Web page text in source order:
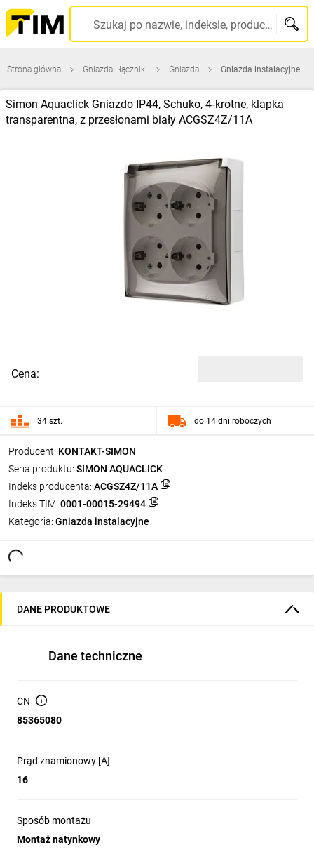
Szukaj po nazwie, indeksie, producencie, kodzie kreskowym...
Strona główna Gniazda i łączniki Gniazda Gniazda instalacyjne
Simon Aquaclick Gniazdo IP44, Schuko, 4‑krotne, klapka
transparentna, z przesłonami biały ACGSZ4Z/11A
Producent: KONTAKT-SIMON
Seria produktu: SIMON AQUACLICK
Indeks producenta: ACGSZ4Z/11A
Indeks TIM: 0001-00015-29494
Kategoria: Gniazda instalacyjne
Cena:
34 szt. do 14 dni roboczych
DANE PRODUKTOWE
Dane techniczne
CN
85365080
Prąd znamionowy [A]
16
Sposób montażu
Montaż natynkowy